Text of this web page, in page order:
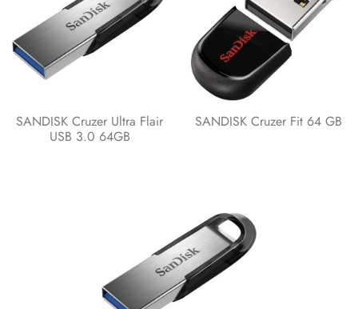
SANDISK Cruzer Ultra Flair
USB 3.0 64GB
SANDISK Cruzer Fit 64 GB